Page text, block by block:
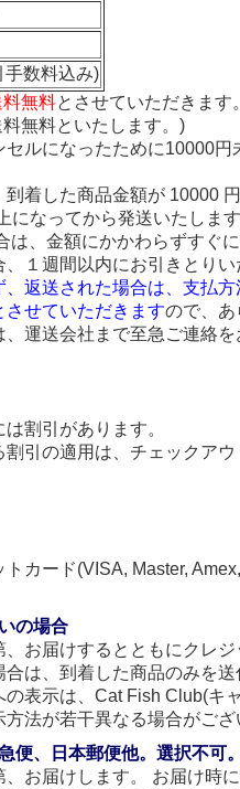
手数料込み)
料無料とさせていただきま
料無料といたします。)
ルになったために10000
着した商品金額が 10000
になってから発送いたしま
は、金額にかかわらずすぐ
１週間以内にお引きとり
返送された場合は、支払
せていただきますので、あ
運送会社まで至急ご連絡
割引があります。
引の適用は、チェックア
カード(VISA, Master,
の場合
お届けするとともにクレ
は、到着した商品のみを
の表示は、Cat Fish Club(キ
法が若干異なる場合がござ
便、日本郵便他。選択不可
お届けします。 お届け時